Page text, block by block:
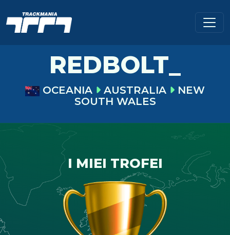
REDBOLT_
OCEANIA AUSTRALIA
NEW
SOUTH WALES
I MIEI TROFEI